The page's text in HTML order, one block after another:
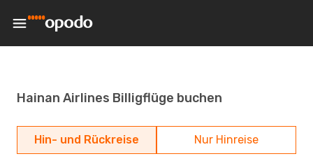
Hainan Airlines Billigflüge buchen
Hin- und Rückreise Nur Hinreise